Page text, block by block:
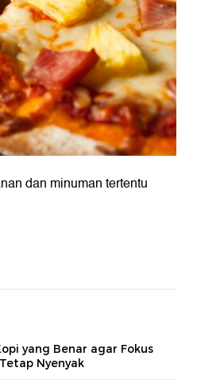
dan minuman tertentu
yang Benar agar Fokus
Nyenyak